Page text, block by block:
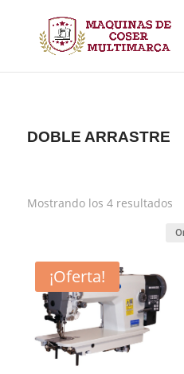
DOBLE ARRASTRE
Mostrando los 4 resultados
¡Oferta!